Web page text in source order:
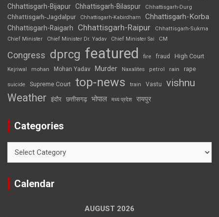
Chhattisgarh-Bijapur Chhattisgarh-Bilaspur Chhattisgarh-Durg
Chhattisgarh-Jagdalpur Chhattisgarh-Kabirdham Chhattisgarh-Korba
Chhattisgarh-Raigarh Chhattisgarh-Raipur
Chhattisgarh-Sukma
Chief Minister
Chief Minister Dr. Yadav Chief Minister Sai CM
Congress dprcg featured fire fraud High Court
Kejriwal mohan Mohan Yadav Murder Naxalites petrol rain rape
suicide Supreme Court top-news train Vastu vishnu
Weather इंदौर छत्तीसगढ़ भोपाल मध्य प्रदेश रायपुर
Categories
Calendar
AUGUST 2026